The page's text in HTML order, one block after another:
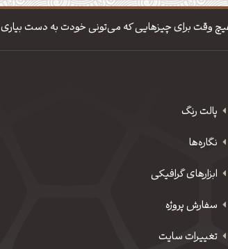
وقت برای چیزهایی که می‌تونی خودت به دست
پالت رنگ
نگاره‌ها
ابزارهای گرافیکی
سفارش پروژه
تغییرات سایت